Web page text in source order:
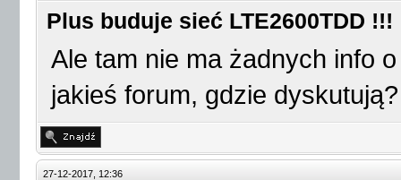
Plus buduje sieć LTE2600TDD !!!
Ale tam nie ma żadnych info
jakieś forum, gdzie dyskutują?
27-12-2017, 12:36